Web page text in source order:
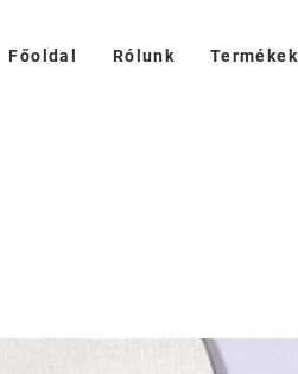
Főoldal Rólunk Termékek